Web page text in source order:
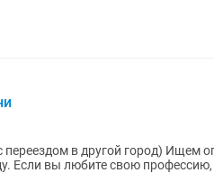
город) Ищем опытного повара европейской
Если вы любите свою профессию,